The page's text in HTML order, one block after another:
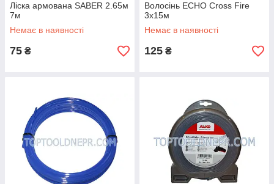
Ліска армована SABER 2.65м
7м
Немає в наявності
75 ₴
Волосінь ECHO Cross Fire
3х15м
Немає в наявності
125 ₴